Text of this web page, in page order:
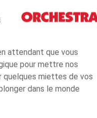
attendant que vous
pour mettre nos
miettes de vos
dans le monde